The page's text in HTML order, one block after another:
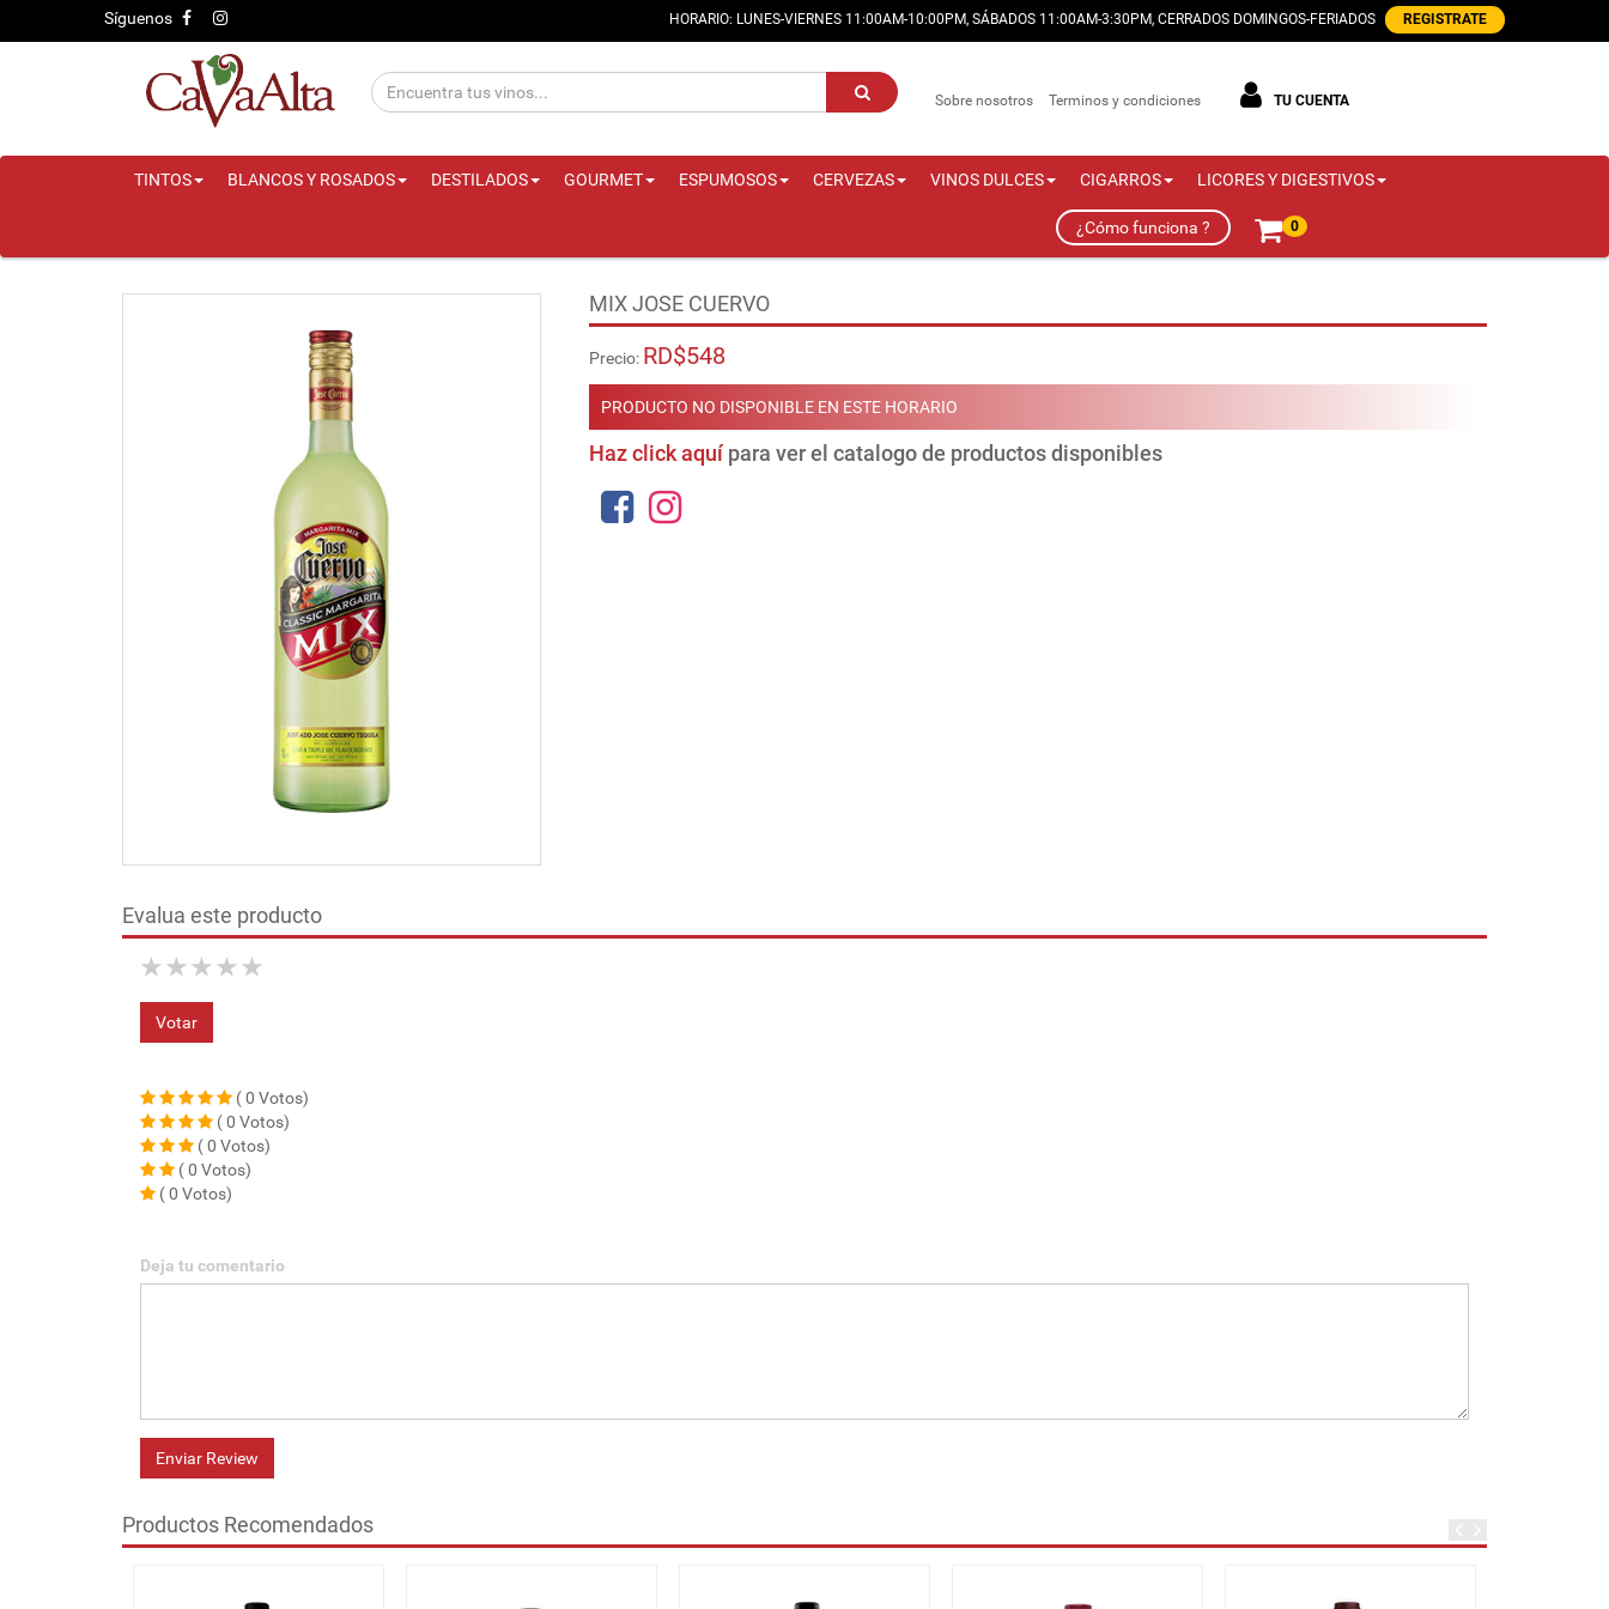
Síguenos HORARIO: LUNES-VIERNES 11:00AM-10:00PM, SÁBADOS 11:00AM-3:30PM, CERRADOS DOMINGOS-FERIADOS REGISTRATE
Sobre nosotros Terminos y condiciones TU CUENTA
TINTOS BLANCOS Y ROSADOS DESTILADOS GOURMET ESPUMOSOS CERVEZAS VINOS DULCES CIGARROS LICORES Y DIGESTIVOS
¿Cómo funciona ? 0
MIX JOSE CUERVO
Precio: RD$548
PRODUCTO NO DISPONIBLE EN ESTE HORARIO
Haz click aquípara ver el catalogo de productos disponibles
Evalua este producto
★
★
★
★
★
Votar
( 0 Votos)
( 0 Votos)
( 0 Votos)
( 0 Votos)
( 0 Votos)
Deja tu comentario
Enviar Review
Productos Recomendados